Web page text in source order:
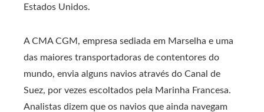
Estados Unidos.
A CMA CGM, empresa sediada em Marselha e uma
das maiores transportadoras de contentores do
mundo, envia alguns navios através do Canal de
Suez, por vezes escoltados pela Marinha Francesa.
Analistas dizem que os navios que ainda navegam